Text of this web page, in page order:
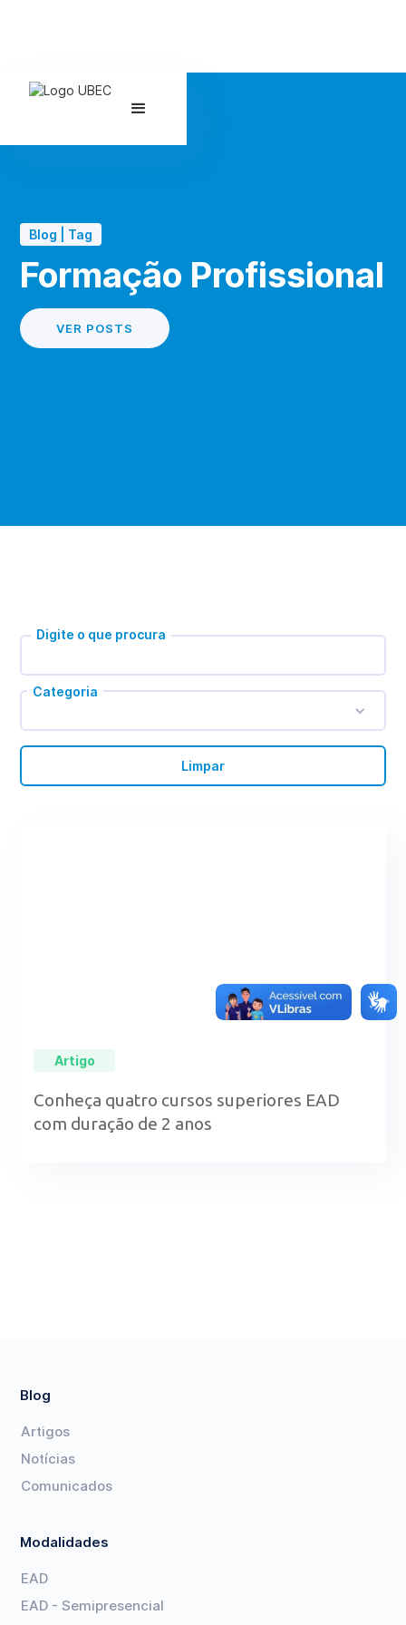
Blog | Tag
Formação Profissional
VER POSTS
Digite o que procura
Categoria
Limpar
Artigo
Conheça quatro cursos superiores EAD
com duração de 2 anos
Blog
Artigos
Notícias
Comunicados
Modalidades
EAD
EAD - Semipresencial